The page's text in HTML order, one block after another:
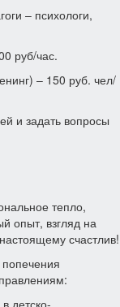
– психологи,
руб/час.
– 150 руб. чел/
и задать вопросы
тепло,
опыт, взгляд на
счастлив!